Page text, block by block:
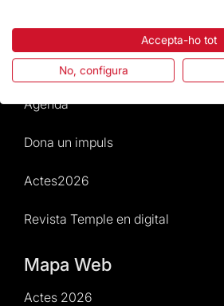
Normativa i condicions de compra
Notícies i Actualitat
Agenda
Dona un impuls
Actes2026
Revista Temple en digital
Mapa Web
Actes 2026
Accepta-ho tot
No, configura